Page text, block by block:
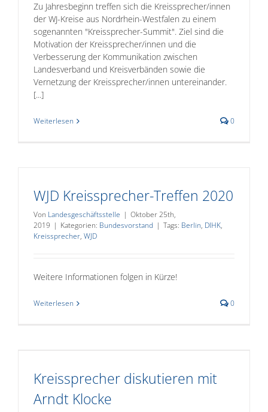
Zu Jahresbeginn treffen sich die Kreissprecher/innen
der WJ-Kreise aus Nordrhein-Westfalen zu einem
sogenannten "Kreissprecher-Summit". Ziel sind die
Motivation der Kreissprecher/innen und die
Verbesserung der Kommunikation zwischen
Landesverband und Kreisverbänden sowie die
Vernetzung der Kreissprecher/innen untereinander.
[...]
Weiterlesen 0
WJD Kreissprecher-Treffen 2020
Von Landesgeschäftsstelle | Oktober 25th,
2019 | Kategorien: Bundesvorstand | Tags: Berlin, DIHK,
Kreissprecher, WJD
Weitere Informationen folgen in Kürze!
Weiterlesen 0
Kreissprecher diskutieren mit
Arndt Klocke